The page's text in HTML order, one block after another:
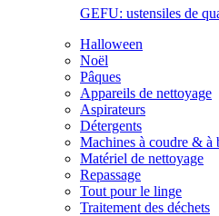
GEFU: ustensiles de
Halloween
Noël
Pâques
Appareils de nettoyage
Aspirateurs
Détergents
Machines à coudre & à
Matériel de nettoyage
Repassage
Tout pour le linge
Traitement des déchets